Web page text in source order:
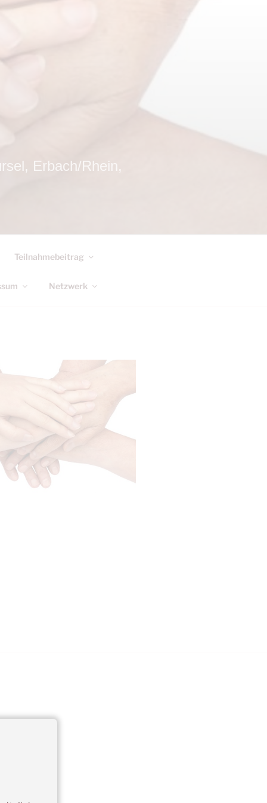
Erbach/Rhein,
Teilnahmebeitrag
Netzwerk